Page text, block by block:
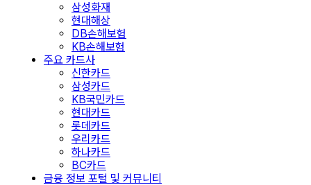
삼성화재
현대해상
DB손해보험
KB손해보험
주요 카드사
신한카드
삼성카드
KB국민카드
현대카드
롯데카드
우리카드
하나카드
BC카드
금융 정보 포털 및 커뮤니티